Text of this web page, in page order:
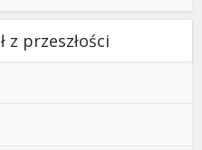
z przeszłości